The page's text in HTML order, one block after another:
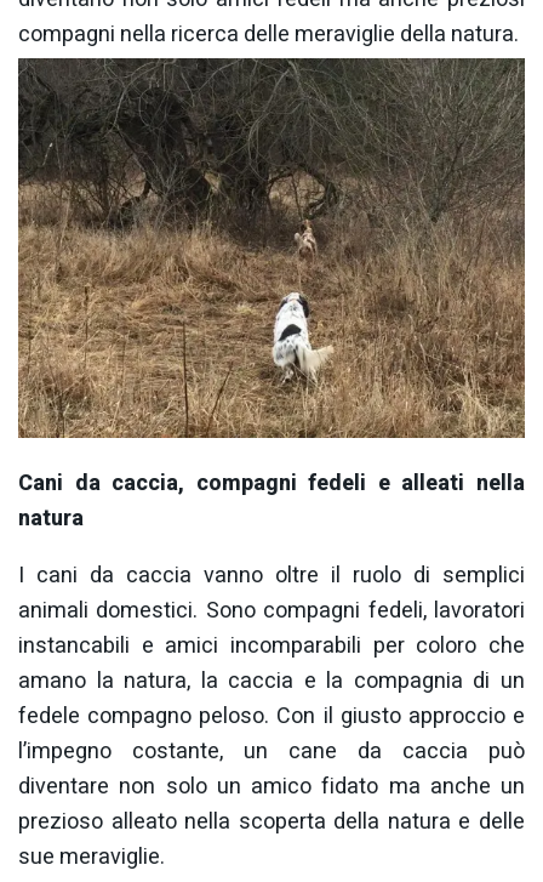
compagni nella ricerca delle meraviglie della natura.
Cani da caccia, compagni fedeli e alleati nella
natura
I cani da caccia vanno oltre il ruolo di semplici
animali domestici. Sono compagni fedeli, lavoratori
instancabili e amici incomparabili per coloro che
amano la natura, la caccia e la compagnia di un
fedele compagno peloso. Con il giusto approccio e
l’impegno costante, un cane da caccia può
diventare non solo un amico fidato ma anche un
prezioso alleato nella scoperta della natura e delle
sue meraviglie.